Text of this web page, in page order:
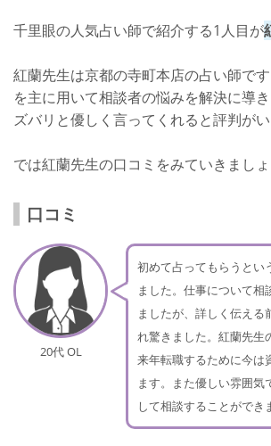
千里眼の人気占い師で紹介する1人目が
紅蘭先生は京都の寺町本店の占い師で
を主に用いて相談者の悩みを解決に導
ズバリと優しく言ってくれると評判がい
では紅蘭先生の口コミをみていきましょ
口コミ
20代 OL
初めて占ってもらうとい
ました。仕事について相
ましたが、詳しく伝える
れ驚きました。紅蘭先生
来年転職するために今は
ます。また優しい雰囲気
して相談することができ